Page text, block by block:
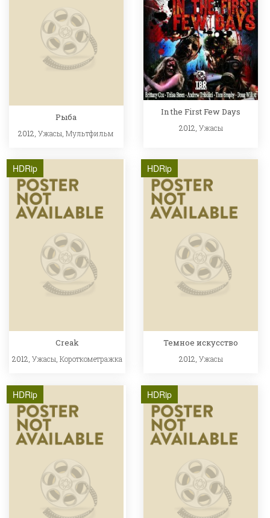
Рыба
2012,Ужасы ,Мультфильм
In the First Few Days
2012, Ужасы
HDRip
Creak
2012, Ужасы, Короткометражка
HDRip
Темное искусство
2012, Ужасы
HDRip HDRip